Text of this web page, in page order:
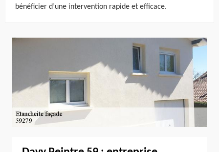
bénéficier d’une intervention rapide et efficace.